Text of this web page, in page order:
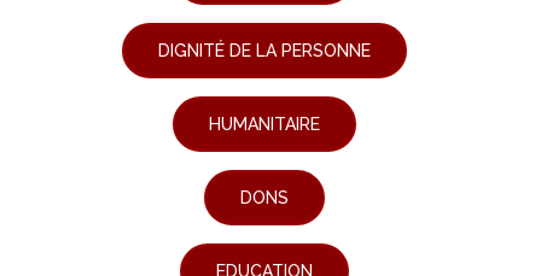
DIGNITÉ DE LA PERSONNE
HUMANITAIRE
DONS
EDUCATION